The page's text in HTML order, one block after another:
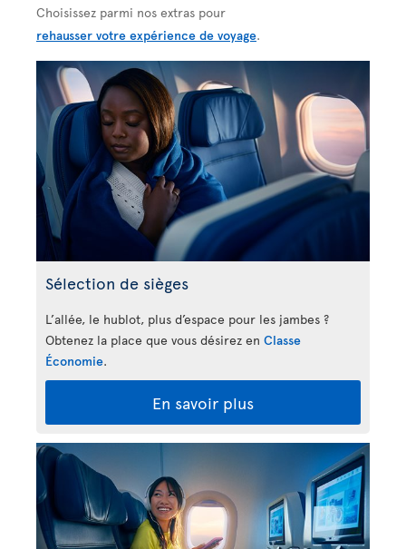
Choisissez parmi nos extras pour
rehausser votre expérience de voyage.
Sélection de sièges
L’allée, le hublot, plus d’espace pour les jambes ?
Obtenez la place que vous désirez en Classe
Économie.
En savoir plus